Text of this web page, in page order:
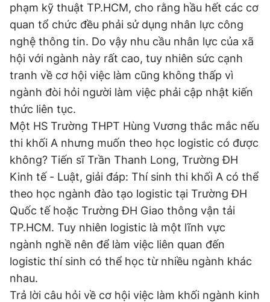
phạm kỹ thuật TP.HCM, cho rằng hầu hết các cơ
quan tổ chức đều phải sử dụng nhân lực công
nghệ thông tin. Do vậy nhu cầu nhân lực của xã
hội với ngành này rất cao, tuy nhiên sức cạnh
tranh về cơ hội việc làm cũng không thấp vì
ngành đòi hỏi người làm việc phải cập nhật kiến
thức liên tục.
Một HS Trường THPT Hùng Vương thắc mắc nếu
thi khối A nhưng muốn theo học logistic có được
không? Tiến sĩ Trần Thanh Long, Trường ĐH
Kinh tế - Luật, giải đáp: Thí sinh thi khối A có thể
theo học ngành đào tạo logistic tại Trường ĐH
Quốc tế hoặc Trường ĐH Giao thông vận tải
TP.HCM. Tuy nhiên logistic là một lĩnh vực
ngành nghề nên để làm việc liên quan đến
logistic thí sinh có thể học từ nhiều ngành khác
nhau.
Trả lời câu hỏi về cơ hội việc làm khối ngành kinh